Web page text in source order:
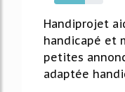
63%
Handiprojet
handicapé et
petites
adaptée